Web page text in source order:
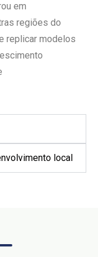
em
regiões do
replicar modelos
local